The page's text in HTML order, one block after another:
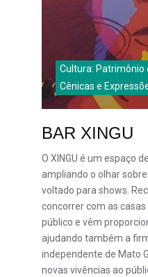
Cultura: Patrimônio
Cênicas e
BAR XINGU
O XINGU é um espaço
ampliando o olhar
voltado para shows.
concorrer com as
público e vêm
ajudando também a
independente de Mato
novas vivências ao